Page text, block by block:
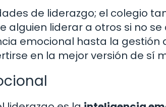
de liderazgo; el colegio
alguien liderar a otros si no
emocional hasta la gestión
en la mejor versión de sí